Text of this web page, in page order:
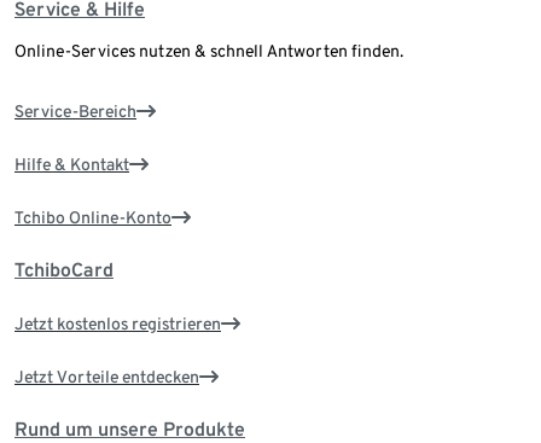
Service & Hilfe
Online-Services nutzen & schnell Antworten finden.
Service-Bereich
Hilfe & Kontakt
Tchibo Online-Konto
TchiboCard
Jetzt kostenlos registrieren
Jetzt Vorteile entdecken
Rund um unsere Produkte